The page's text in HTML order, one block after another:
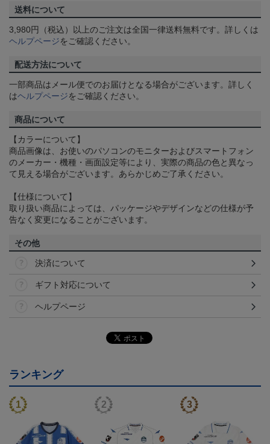
送料について
3,980円（税込）以上のご注文は全国一律送料無料です。詳しくは
ヘルプページをご確認ください。
配送方法について
一部商品はメール便でのお届けとなる場合がございます。詳しく
はヘルプページをご確認ください。
商品について
【カラーについて】
商品画像は、お使いのパソコンのモニターおよびスマートフォン
のメーカー・機種・画面設定等により、実際の商品の色と異なっ
て見える場合がございます。あらかじめご了承ください。
【仕様について】
取り扱い商品によっては、パッケージやデザインなどの仕様が予
告なく変更になることがございます。
その他
決済について
ギフト対応について
ヘルプページ
ランキング